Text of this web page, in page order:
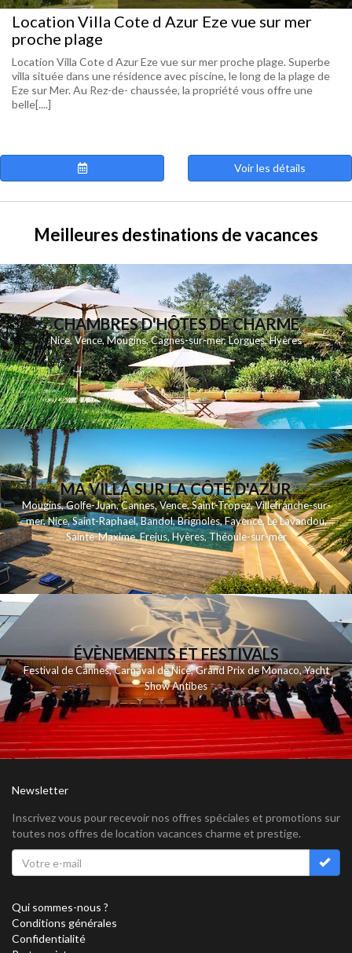
Location Villa Cote d Azur Eze vue sur mer
proche plage
Location Villa Cote d Azur Eze vue sur mer proche plage. Superbe
villa située dans une résidence avec piscine, le long de la plage de
Eze sur Mer. Au Rez-de- chaussée, la propriété vous offre une
belle[....]
Voir les détails
Meilleures destinations de vacances
CHAMBRES D'HÔTES DE CHARME
Nice, Vence, Mougins, Cagnes-sur-mer, Lorgues, Hyères
MA VILLA SUR LA CÔTE D'AZUR
Mougins, Golfe-Juan, Cannes, Vence, Saint-Tropez, Villefranche-sur-
mer, Nice, Saint-Raphael, Bandol, Brignoles, Fayence, Le Lavandou,
Sainte-Maxime, Frejus, Hyères, Théoule-sur-mer
ÉVÈNEMENTS ET FESTIVALS
Festival de Cannes,Carnaval de Nice,Grand Prix de Monaco,Yacht
Show Antibes
Newsletter
Inscrivez vous pour recevoir nos offres spéciales et promotions sur
toutes nos offres de location vacances charme et prestige.
Qui sommes-nous ?
Conditions générales
Confidentialité